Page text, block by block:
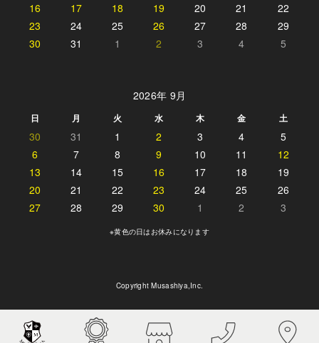
16
17 18 19 20 21
22
23
24 25 26 27 28
29
30
31 1 2 3 4 5
2026年 9月
日 月 火 水 木 金 土
30 31 1 2 3 4
5
6
7 8 9 10 11
12
13
14 15 16 17 18
19
20
21 22 23 24 25
26
27
28 29 30 1 2 3
※黄色の日はお休みになります
Copyright Musashiya,Inc.